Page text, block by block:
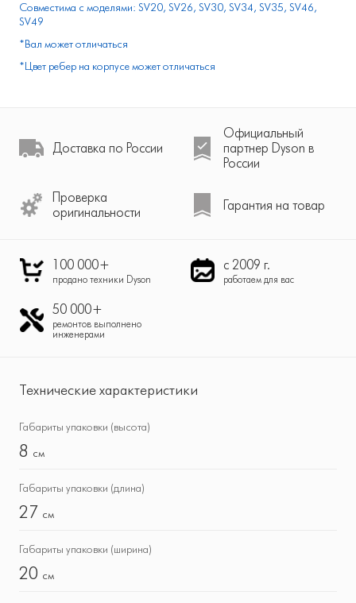
Совместима с моделями: SV20, SV26, SV30, SV34, SV35, SV46,
SV49
*Вал может отличаться
*Цвет ребер на корпусе может отличаться
Доставка по России
Официальный
партнер Dyson в
России
Проверка
оригинальности
Гарантия на товар
100 000+
продано техники Dyson
с 2009 г.
работаем для вас
50 000+
ремонтов выполнено
инженерами
Технические характеристики
Габариты упаковки (высота)
8 см
Габариты упаковки (длина)
27 см
Габариты упаковки (ширина)
20 см